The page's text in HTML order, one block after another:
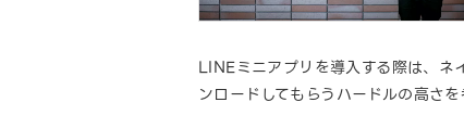
LINEミニアプリを導入する際は、ネ
ンロードしてもらうハードルの高さ